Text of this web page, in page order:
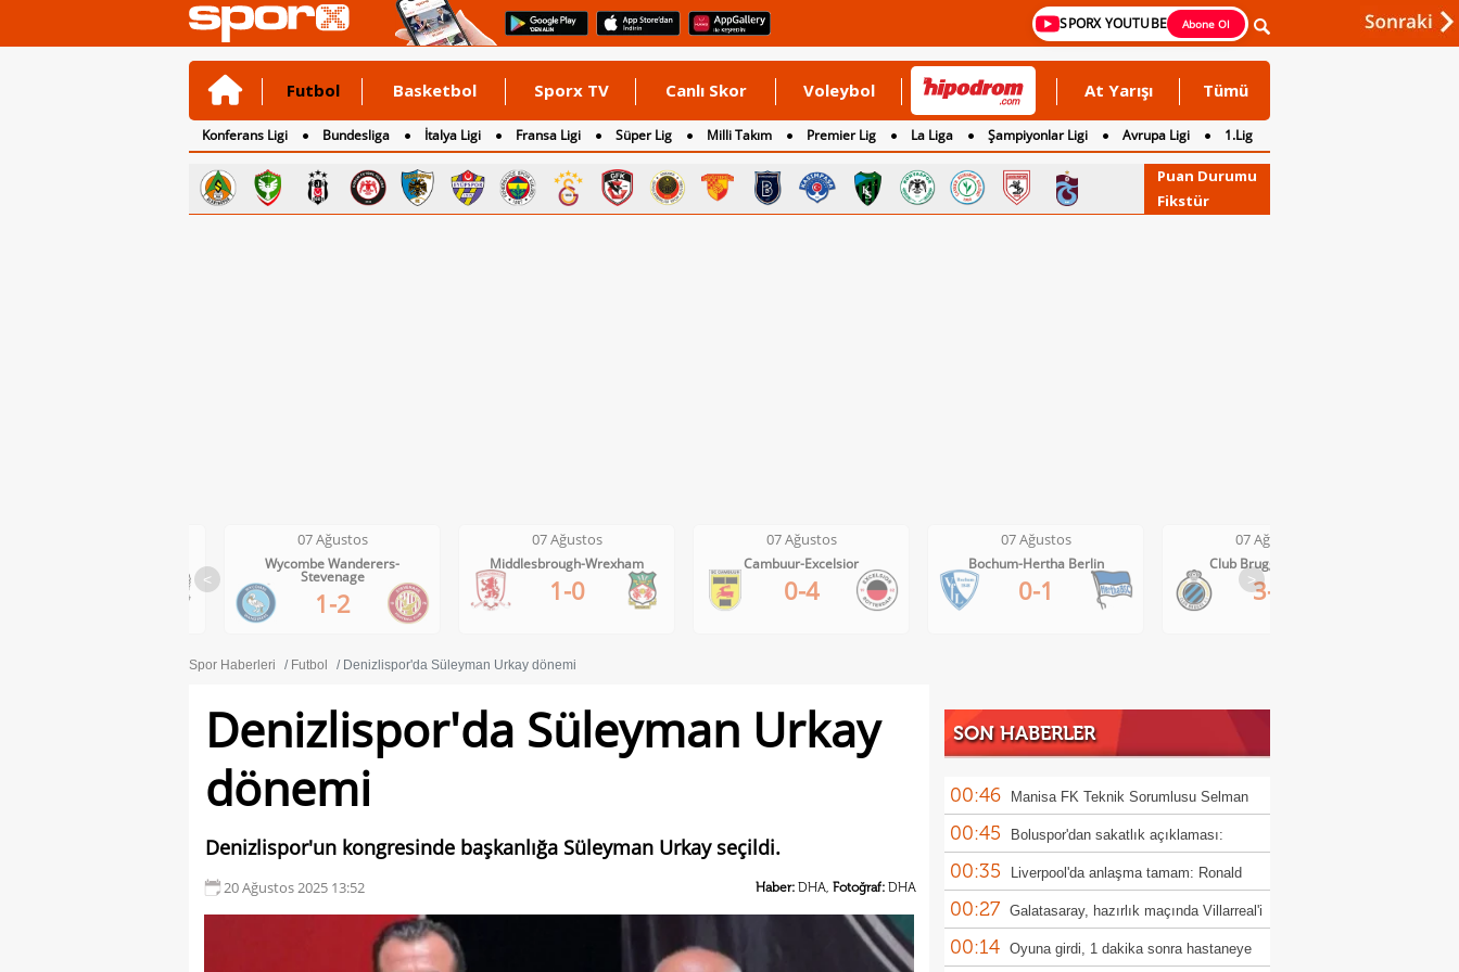
SPORX YOUTUBE Abone Ol
Futbol Basketbol Sporx TV Canlı Skor Voleybol At Yarışı Tümü
Konferans Ligi Bundesliga İtalya Ligi Fransa Ligi Süper Lig Milli Takım Premier Lig La Liga Şampiyonlar Ligi Avrupa Ligi
1.Lig
2. Lig
3. Lig
Puan Durumu
Fikstür
<
07 Ağustos
Middlesbrough-Wrexham
1-0
07 Ağustos
Cambuur-Excelsior
0-4
07 Ağustos
Bochum-Hertha Berlin
0-1
07 Ağustos
Club Brugge-Kortrijk
3-0
07 Ağustos
Altach-WSG Tirol
3-1
>
Spor Haberleri Futbol Denizlispor'da Süleyman Urkay dönemi
Denizlispor'da Süleyman Urkay
dönemi
Denizlispor'un kongresinde başkanlığa Süleyman Urkay seçildi.
20 Ağustos 2025 13:52 Haber: DHA, Fotoğraf: DHA
SON HABERLER
00:46 Manisa FK Teknik Sorumlusu Selman
Coşkun'dan galibiyet yorumu
00:45 Boluspor'dan sakatlık açıklaması:
"Fibula kemiği kırıldı"
00:35 Liverpool'da anlaşma tamam: Ronald
Araujo
00:27 Galatasaray, hazırlık maçında Villarreal'i
konuk edecek
00:14 Oyuna girdi, 1 dakika sonra hastaneye